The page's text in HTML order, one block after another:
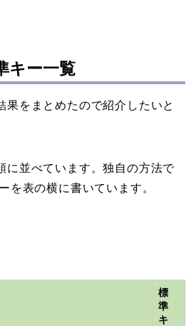
キー一覧
果をまとめたので紹介したいと
に並べています。独自の方法で
を表の横に書いています。
標
準
キ